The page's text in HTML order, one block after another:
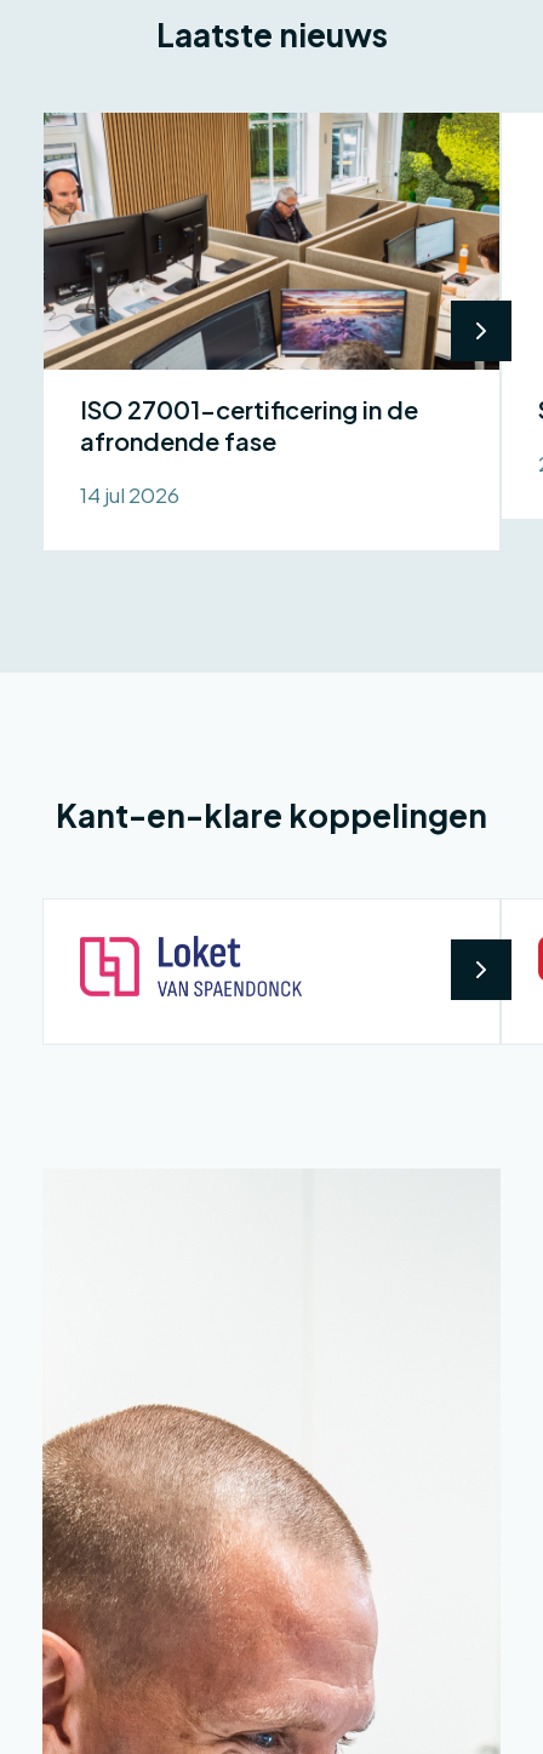
Laatste nieuws
ISO 27001-certificering in de
afrondende fase
14 jul 2026
Kant-en-klare koppelingen